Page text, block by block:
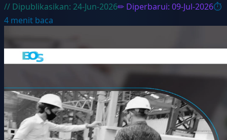
// Dipublikasikan: 24-Jun-2026✏ Diperbarui: 09-Jul-2026⏱
4 menit baca